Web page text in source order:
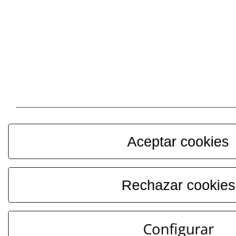
Aceptar cookies
Rechazar cookies
Configurar
Tiendas EMP online
EMP International